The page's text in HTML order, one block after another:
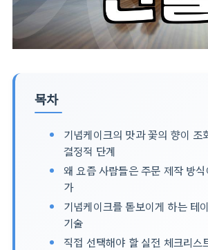
목차
기념케이크의 맛과 꽃의 향이 조
결정적 단계
왜 요즘 사람들은 주문 제작 방
가
기념케이크를 돋보이게 하는 테
기술
직접 선택해야 할 실전 체크리스